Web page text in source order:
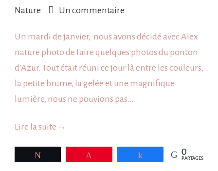
Nature
Un commentaire
lever
du
jour
au
ponton
dans
les
Un mardi de janvier, nous avons décidé avec Alex
nature photo de faire quelques photos du ponton
d’Azur. Tout était réuni ce jour là entre les couleurs,
la petite brume, la gelée et une magnifique
lumière, nous ne pouvions pas…
Lire la suite →
Partagez 0
PARTAGES